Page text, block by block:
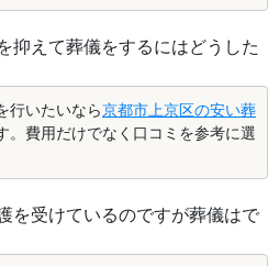
抑えて葬儀をするにはどうした
行いたいなら京都市上京区の安い葬
。費用だけでなく口コミを参考に選
を受けているのですが葬儀はで